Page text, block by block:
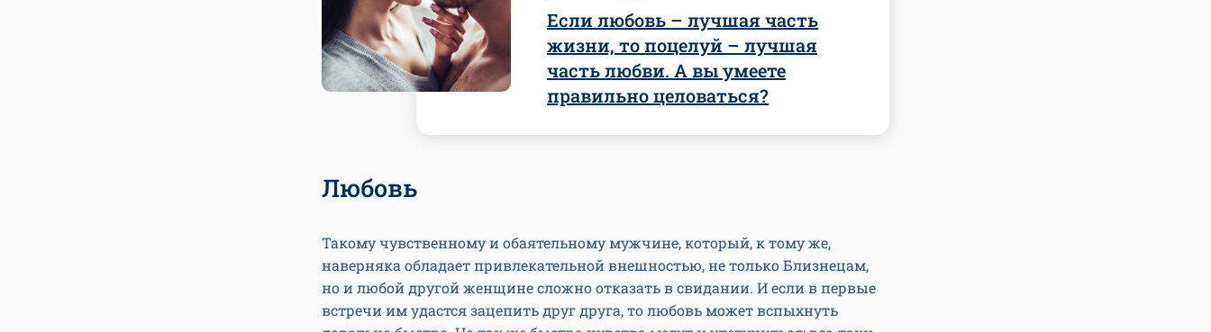
Если любовь – лучшая часть
жизни, то поцелуй – лучшая
часть любви. А вы умеете
правильно целоваться?
Любовь
Такому чувственному и обаятельному мужчине, который, к тому же,
наверняка обладает привлекательной внешностью, не только Близнецам,
но и любой другой женщине сложно отказать в свидании. И если в первые
встречи им удастся зацепить друг друга, то любовь может вспыхнуть